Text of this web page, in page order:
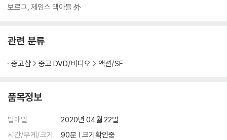
보르그, 제임스 맥아들 外
관련 분류
중고샵 중고 DVD/비디오 액션/SF
품목정보
발매일
2020년 04월 22일
시간/무게/크기
90분 | 크기확인중